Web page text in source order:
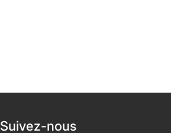
Suivez-nous